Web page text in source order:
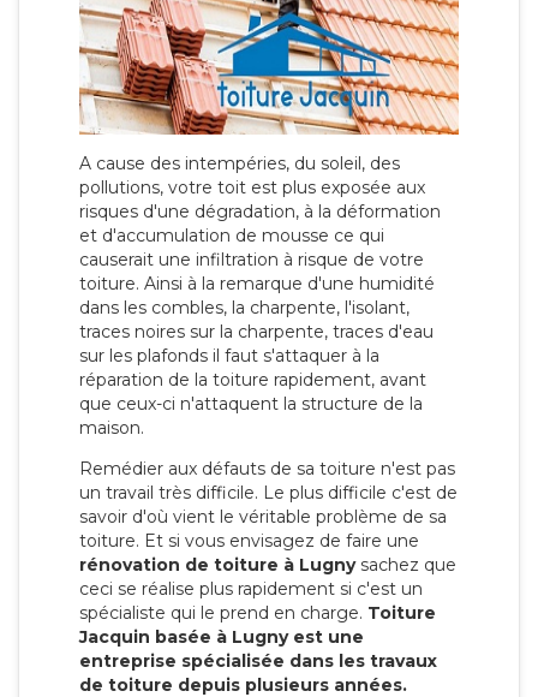
A cause des intempéries, du soleil, des
pollutions, votre toit est plus exposée aux
risques d'une dégradation, à la déformation
et d'accumulation de mousse ce qui
causerait une infiltration à risque de votre
toiture. Ainsi à la remarque d'une humidité
dans les combles, la charpente, l'isolant,
traces noires sur la charpente, traces d'eau
sur les plafonds il faut s'attaquer à la
réparation de la toiture rapidement, avant
que ceux-ci n'attaquent la structure de la
maison.
Remédier aux défauts de sa toiture n'est pas
un travail très difficile. Le plus difficile c'est de
savoir d'où vient le véritable problème de sa
toiture. Et si vous envisagez de faire une
rénovation de toiture à Lugnysachez que
ceci se réalise plus rapidement si c'est un
spécialiste qui le prend en charge. Toiture
Jacquin basée à Lugny est une
entreprise spécialisée dans les travaux
de toiture depuis plusieurs années.